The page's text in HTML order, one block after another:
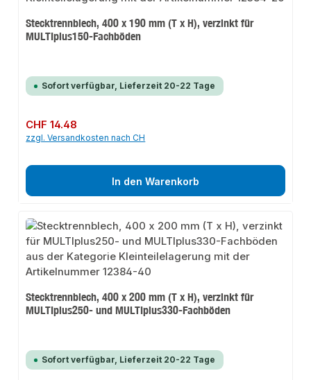
Stecktrennblech, 400 x 190 mm (T x H), verzinkt für
MULTIplus150-Fachböden
Sofort verfügbar, Lieferzeit 20-22 Tage
Regulärer Preis:
CHF 14.48
zzgl. Versandkosten nach CH
In den Warenkorb
Stecktrennblech, 400 x 200 mm (T x H), verzinkt für
MULTIplus250- und MULTIplus330-Fachböden
Sofort verfügbar, Lieferzeit 20-22 Tage